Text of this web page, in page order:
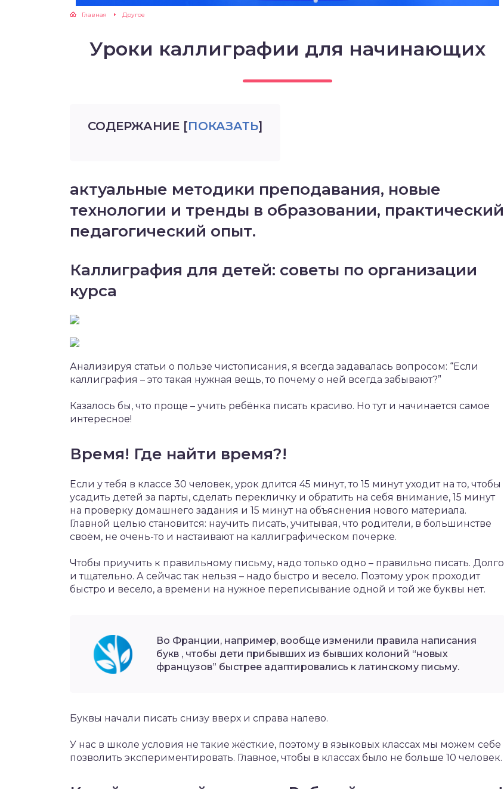
Главная Другое
Уроки каллиграфии для начинающих
СОДЕРЖАНИЕ [ПОКАЗАТЬ]
актуальные методики преподавания, новые
технологии и тренды в образовании, практический
педагогический опыт.
Каллиграфия для детей: советы по организации
курса
Анализируя статьи о пользе чистописания, я всегда задавалась вопросом: “Если
каллиграфия – это такая нужная вещь, то почему о ней всегда забывают?”
Казалось бы, что проще – учить ребёнка писать красиво. Но тут и начинается самое
интересное!
Время! Где найти время?!
Если у тебя в классе 30 человек, урок длится 45 минут, то 15 минут уходит на то, чтобы
усадить детей за парты, сделать перекличку и обратить на себя внимание, 15 минут
на проверку домашнего задания и 15 минут на объяснения нового материала.
Главной целью становится: научить писать, учитывая, что родители, в большинстве
своём, не очень-то и настаивают на каллиграфическом почерке.
Чтобы приучить к правильному письму, надо только одно – правильно писать. Долго
и тщательно. А сейчас так нельзя – надо быстро и весело. Поэтому урок проходит
быстро и весело, а времени на нужное переписывание одной и той же буквы нет.
Во Франции, например, вообще изменили правила написания
букв , чтобы дети прибывших из бывших колоний “новых
французов” быстрее адаптировались к латинскому письму.
Буквы начали писать снизу вверх и справа налево.
У нас в школе условия не такие жёсткие, поэтому в языковых классах мы можем себе
позволить экспериментировать. Главное, чтобы в классах было не больше 10 человек.